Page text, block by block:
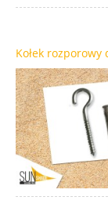
Kołek rozporowy